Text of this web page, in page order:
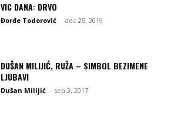
VIC DANA: DRVO
Đorđe Todorović - dec 25, 2019
DUŠAN MILIJIĆ, RUŽA – SIMBOL BEZIMENE
LJUBAVI
Dušan Milijić - sep 3, 2017